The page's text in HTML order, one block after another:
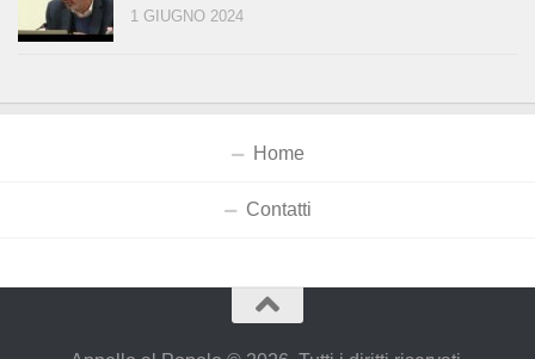
1 GIUGNO 2024
Home
Contatti